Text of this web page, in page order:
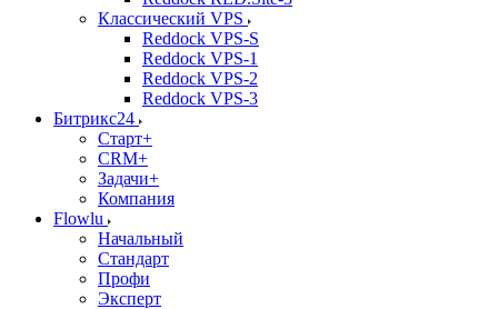
Классический VPS
Reddock VPS-S
Reddock VPS-1
Reddock VPS-2
Reddock VPS-3
Битрикс24
Старт+
CRM+
Задачи+
Компания
Flowlu
Начальный
Стандарт
Профи
Эксперт